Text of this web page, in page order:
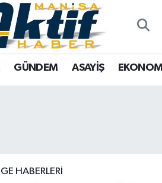
GÜNDEM ASAYİŞ
HABERLERI
Eczaneler
ve Fikstür